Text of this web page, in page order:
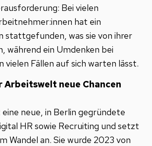
Bei vielen
hat ein
stattgefunden, was sie von ihrer
während ein Umdenken bei
vielen Fällen auf sich warten lässt.
Arbeitswelt neue Chancen
neue, in Berlin gegründete
HR sowie Recruiting und setzt
Wandel an. Sie wurde 2023 von